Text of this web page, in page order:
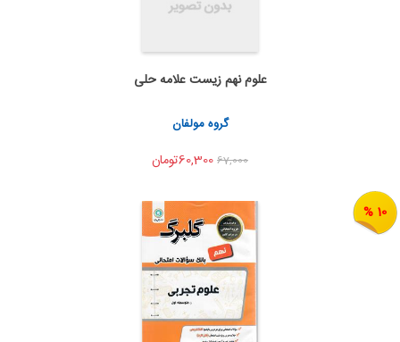
به من اطلاع بده
اشتراک گذاری
علوم نهم زیست علامه حلی
گروه مولفان
67,000
10 %